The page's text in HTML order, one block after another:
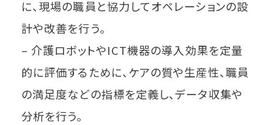
に、現場の職員と協力してオペレーションの設
計や改善を行う。
– 介護ロボットやICT機器の導入効果を定量
的に評価するために、ケアの質や生産性、職員
の満足度などの指標を定義し、データ収集や
分析を行う。